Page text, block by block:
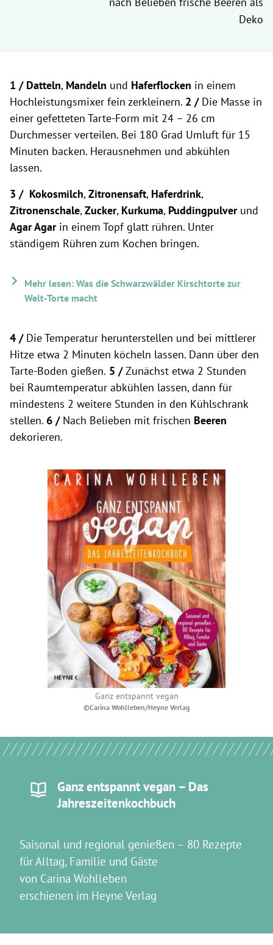
Deko
1 / Datteln, Mandeln und Haferflocken in einem
Hochleistungsmixer fein zerkleinern. 2 / Die Masse in
einer gefetteten Tarte-Form mit 24 – 26 cm
Durchmesser verteilen. Bei 180 Grad Umluft für 15
Minuten backen. Herausnehmen und abkühlen
lassen.
3 / Kokosmilch,Zitronensaft, Haferdrink,
Zitronenschale,Zucker, Kurkuma, Puddingpulver und
Agar Agarin einem Topf glatt rühren. Unter
ständigem Rühren zum Kochen bringen.
Mehr lesen: Was die Schwarzwälder Kirschtorte zur
Welt-Torte macht
4 / Die Temperatur herunterstellen und bei mittlerer
Hitze etwa 2 Minuten köcheln lassen. Dann über den
Tarte-Boden gießen. 5 /Zunächst etwa 2 Stunden
bei Raumtemperatur abkühlen lassen, dann für
mindestens 2 weitere Stunden in den Kühlschrank
stellen. 6 /Nach Belieben mit frischen Beeren
dekorieren.
Ganz entspannt vegan
©Carina Wohlleben/Heyne Verlag
Ganz entspannt vegan – Das
Jahreszeitenkochbuch
Saisonal und regional genießen – 80 Rezepte
für Alltag, Familie und Gäste
von Carina Wohlleben
erschienen im Heyne Verlag